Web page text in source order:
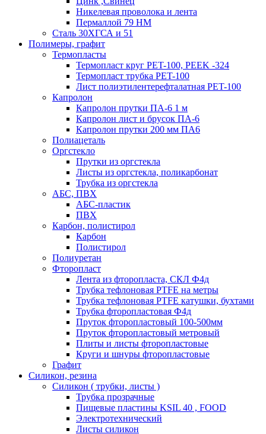
Никелевая проволока и лента
Пермаллой 79 НМ
Сталь 30ХГСА и 51
Полимеры, графит
Термопласты
Термопласт круг PET-100, PEEK -324
Термопласт трубка PET-100
Лист полиэтилентерефталатная PET-100
Капролон
Капролон прутки ПА-6 1 м
Капролон лист и брусок ПА-6
Капролон прутки 200 мм ПА6
Полиацеталь
Оргстекло
Прутки из оргстекла
Листы из оргстекла, поликарбонат
Трубка из оргстекла
АБС, ПВХ
АБС-пластик
ПВХ
Карбон, полистирол
Карбон
Полистирол
Полиуретан
Фторопласт
Лента из фторопласта, СКЛ Ф4д
Трубка тефлоновая PTFE на метры
Трубка тефлоновая PTFE катушки, бухтами
Трубка фторопластовая Ф4д
Пруток фторопластовый 100-500мм
Пруток фторопластовый метровый
Плиты и листы фторопластовые
Круги и шнуры фторопластовые
Графит
Силикон, резина
Силикон ( трубки, листы )
Трубка прозрачные
Пищевые пластины KSIL 40 , FOOD
Электротехнический
Листы силикон